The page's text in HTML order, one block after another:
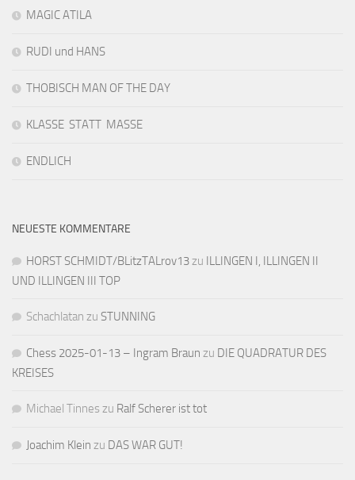
MAGIC ATILA
RUDI und HANS
THOBISCH MAN OF THE DAY
KLASSE STATT MASSE
ENDLICH
NEUESTE KOMMENTARE
HORST SCHMIDT/BLitzTALrov13zu ILLINGEN I, ILLINGEN II
UND ILLINGEN III TOP
Schachlatan zu STUNNING
Chess 2025-01-13 – Ingram Braun zu DIE QUADRATUR DES
KREISES
Michael Tinnes zu Ralf Scherer ist tot
Joachim Klein zu DAS WAR GUT!